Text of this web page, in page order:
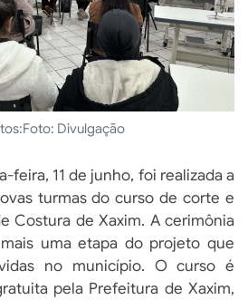
Foto: Divulgação
feira, 11 de junho, foi realizada a
turmas do curso de corte e
Costura de Xaxim. A cerimônia
uma etapa do projeto que
no município. O curso é
pela Prefeitura de Xaxim,